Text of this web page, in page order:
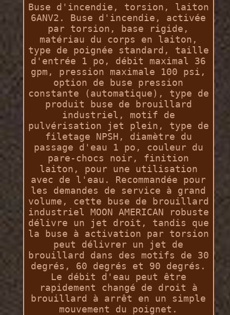
Buse d'incendie, torsion, laiton
6ANV2. Buse d'incendie, activée
par torsion, base rigide,
matériau du corps en laiton,
type de poignée standard, taille
d'entrée 1 po, débit maximal 36
gpm, pression maximale 100 psi,
option de buse pression
constante (automatique), type de
produit buse de brouillard
industriel, motif de
pulvérisation jet plein, type de
filetage NPSH, diamètre du
passage d'eau 1 po, couleur du
pare-chocs noir, finition
laiton, pour une utilisation
avec de l'eau. Recommandée pour
les demandes de service à grand
volume, cette buse de brouillard
industriel MOON AMERICAN robuste
délivre un jet droit, tandis que
la buse à activation par torsion
peut délivrer un jet de
brouillard dans des motifs de 30
degrés, 60 degrés et 90 degrés.
Le débit d'eau peut être
rapidement changé de droit à
brouillard à arrêt en un simple
mouvement du poignet.